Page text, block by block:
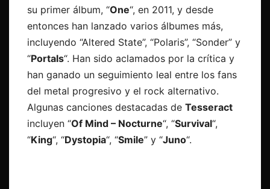
su primer álbum, “One“, en 2011, y desde
entonces han lanzado varios álbumes más,
incluyendo “Altered State”, “Polaris”, “Sonder” y
“Portals“. Han sido aclamados por la crítica y
han ganado un seguimiento leal entre los fans
del metal progresivo y el rock alternativo.
Algunas canciones destacadas de Tesseract
incluyen “Of Mind – Nocturne“, “Survival“,
“King“, “Dystopia“, “Smile” y “Juno“.